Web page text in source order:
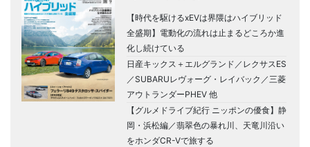
【時代を駆けるxEVは界隈はハイブリッド
全盛期】電動化の流れは止まるどころか進
化し続けている
日産キックス＋エルグランド／レクサスES
／SUBARUレヴォーグ・レイバック／三菱
アウトランダーPHEV 他
【グルメドライブ紀行 ニッポンの優食】静
岡・浜松編／翡翠色の暴れ川、天竜川沿い
をホンダCR-Vで旅する